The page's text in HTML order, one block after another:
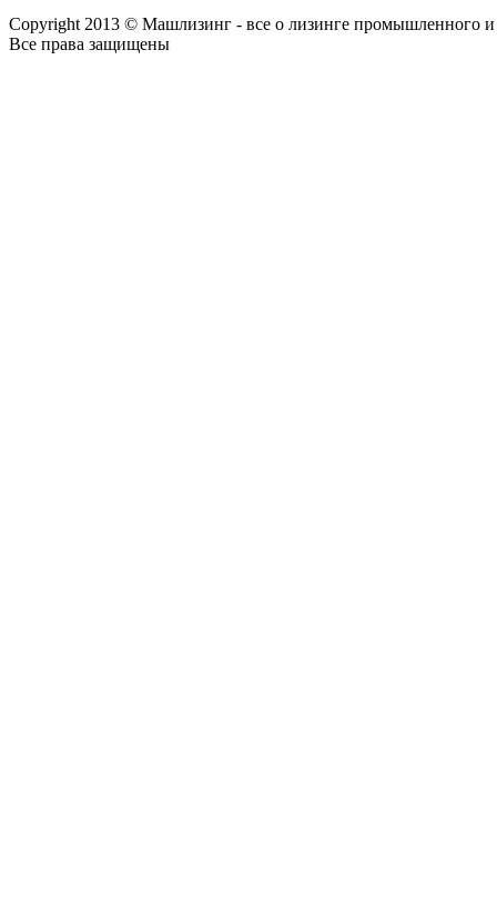
Copyright 2013 © Машлизинг - все о лизинге промышленного и
Все права защищены